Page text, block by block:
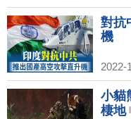
對抗
機
2022-
小貓
棲地